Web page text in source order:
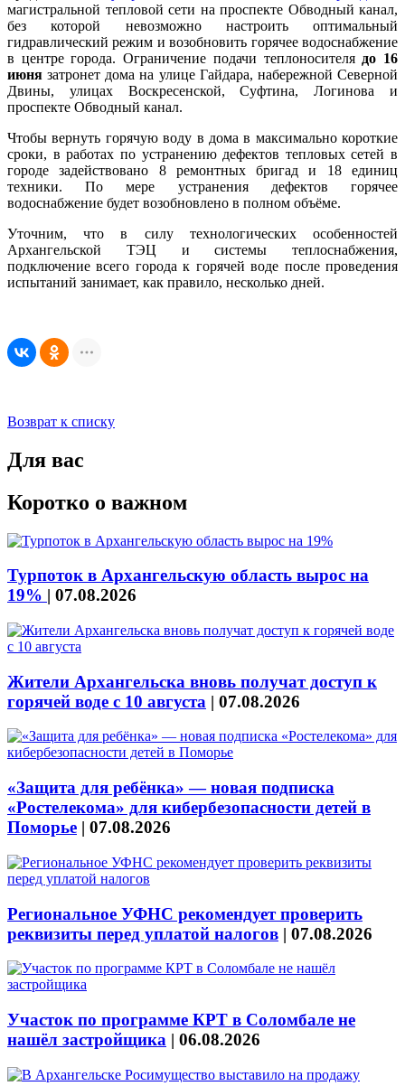
магистральной тепловой сети на проспекте Обводный канал,
без которой невозможно настроить оптимальный
гидравлический режим и возобновить горячее водоснабжение
в центре города. Ограничение подачи теплоносителя до 16
июнязатронет дома на улице Гайдара, набережной Северной
Двины, улицах Воскресенской, Суфтина, Логинова и
проспекте Обводный канал.
Чтобы вернуть горячую воду в дома в максимально короткие
сроки, в работах по устранению дефектов тепловых сетей в
городе задействовано 8 ремонтных бригад и 18 единиц
техники. По мере устранения дефектов горячее
водоснабжение будет возобновлено в полном объёме.
Уточним, что в силу технологических особенностей
Архангельской ТЭЦ и системы теплоснабжения,
подключение всего города к горячей воде после проведения
испытаний занимает, как правило, несколько дней.
Возврат к списку
Для вас
Коротко о важном
Турпоток в Архангельскую область вырос на
19% | 07.08.2026
Жители Архангельска вновь получат доступ к
горячей воде с 10 августа | 07.08.2026
«Защита для ребёнка» — новая подписка
«Ростелекома» для кибербезопасности детей в
Поморье | 07.08.2026
Региональное УФНС рекомендует проверить
реквизиты перед уплатой налогов | 07.08.2026
Участок по программе КРТ в Соломбале не
нашёл застройщика | 06.08.2026